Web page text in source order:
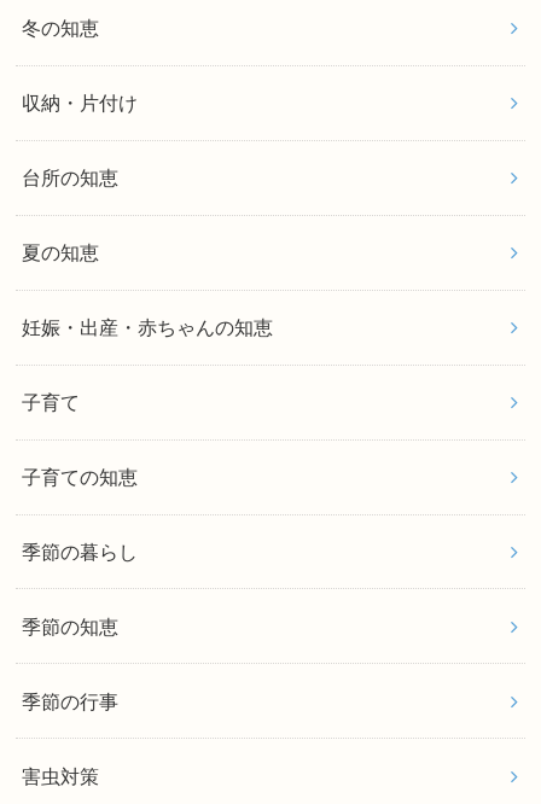
冬の知恵
収納・片付け
台所の知恵
夏の知恵
妊娠・出産・赤ちゃんの知恵
子育て
子育ての知恵
季節の暮らし
季節の知恵
季節の行事
害虫対策